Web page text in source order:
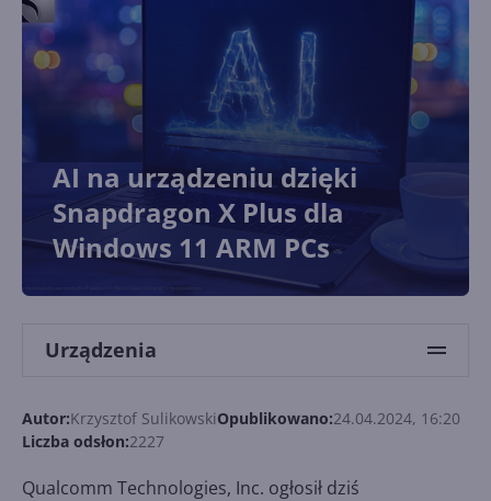
AI na urządzeniu dzięki
Snapdragon X Plus dla
Windows 11 ARM PCs
Urządzenia
Autor:Krzysztof SulikowskiOpublikowano:24.04.2024, 16:20
Liczba odsłon:2227
Qualcomm Technologies, Inc. ogłosił dziś